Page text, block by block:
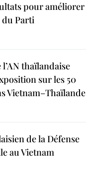
pour améliorer
du Parti
thaïlandaise
sur les 50
Vietnam–Thaïlande
de la Défense
au Vietnam